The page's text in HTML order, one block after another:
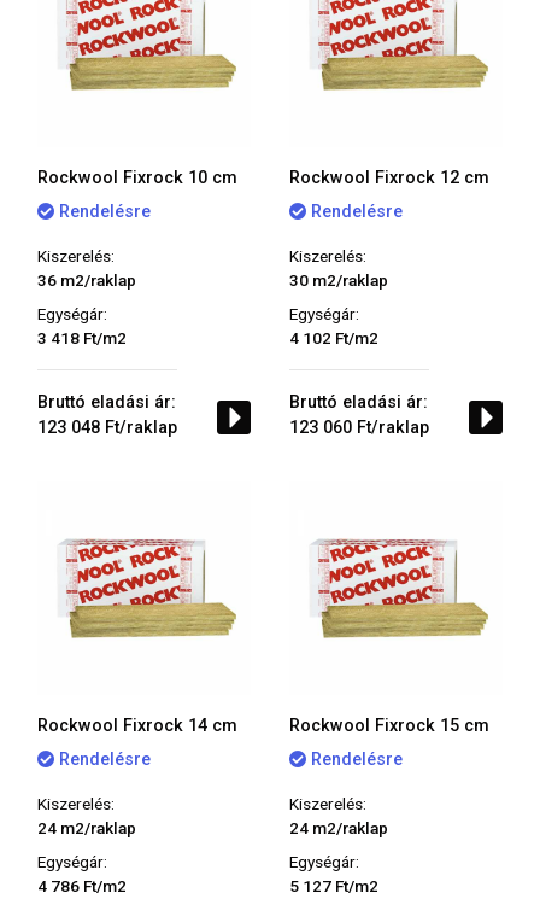
Rockwool Fixrock 10 cm
Rendelésre
Kiszerelés:
36 m2/raklap
Egységár:
3 418 Ft/m2
Bruttó eladási ár:
123 048 Ft/raklap
Rockwool Fixrock 12 cm
Rendelésre
Kiszerelés:
30 m2/raklap
Egységár:
4 102 Ft/m2
Bruttó eladási ár:
123 060 Ft/raklap
Rockwool Fixrock 14 cm
Rendelésre
Kiszerelés:
24 m2/raklap
Egységár:
4 786 Ft/m2
Rockwool Fixrock 15 cm
Rendelésre
Kiszerelés:
24 m2/raklap
Egységár:
5 127 Ft/m2